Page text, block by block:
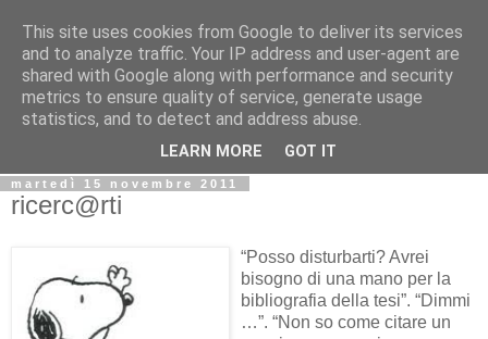
Biblio@rti in
Il Blog della Biblioteca di Area delle arti per condividere
informazioni iniziative incontri
martedì 15 novembre 2011
ricerc@rti
“Posso disturbarti? Avrei
bisogno di una mano per la
bibliografia della tesi”. “Dimmi
…”. “Non so come citare un
This site uses cookies from Google to deliver its services
and to analyze traffic. Your IP address and user-agent are
shared with Google along with performance and security
metrics to ensure quality of service, generate usage
statistics, and to detect and address abuse.
LEARN MORE GOT IT